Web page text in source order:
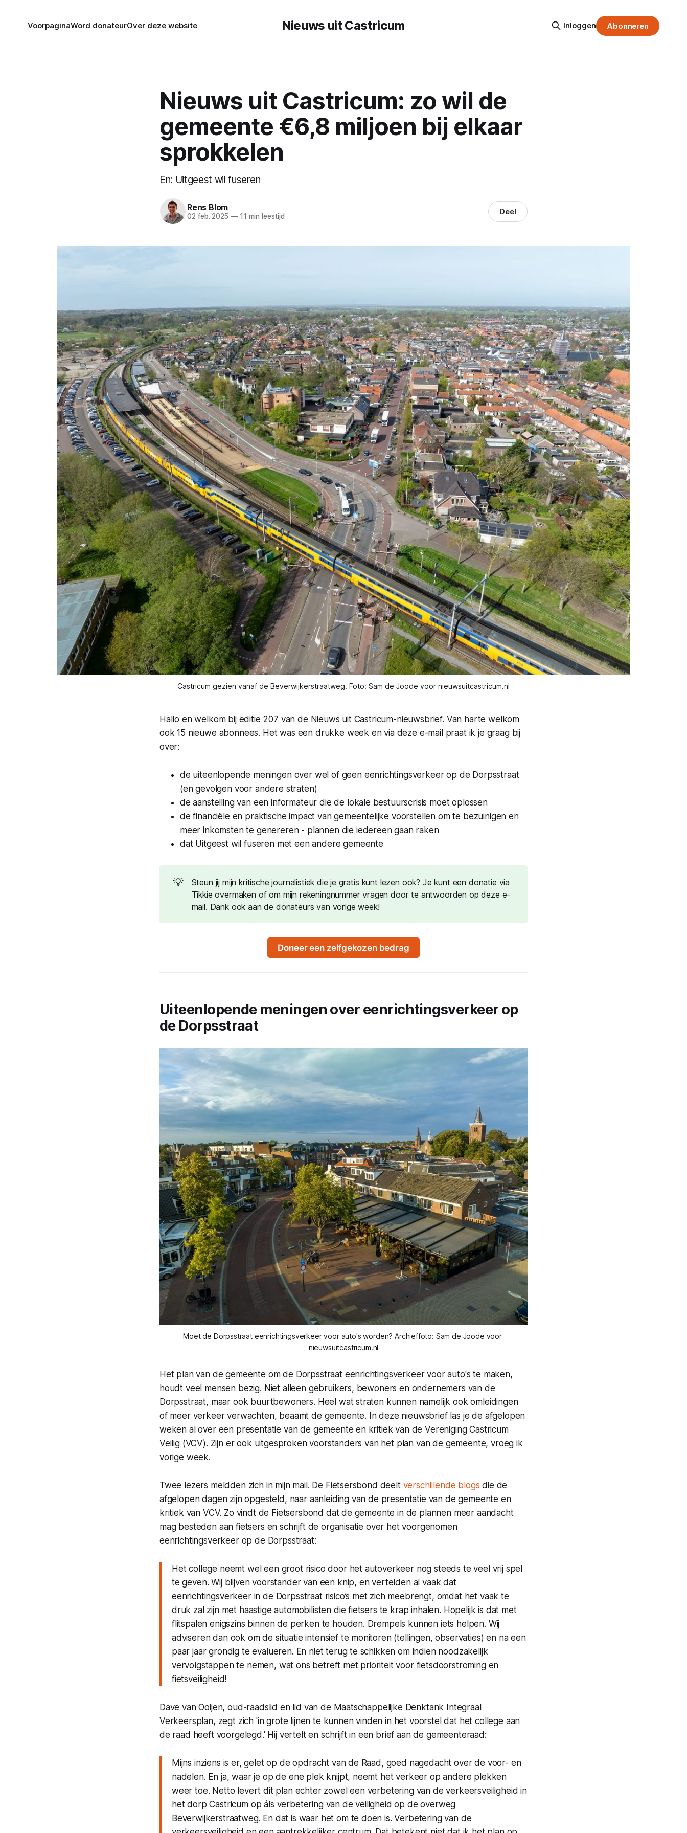
Nieuws uit Castricum
VoorpaginaWord donateurOver deze website Inloggen Abonneren
Nieuws uit Castricum: zo wil de
gemeente €6,8 miljoen bij elkaar
sprokkelen
En: Uitgeest wil fuseren
Rens Blom
02 feb. 2025 —11 min leestijd Deel
Castricum gezien vanaf de Beverwijkerstraatweg. Foto: Sam de Joode voor nieuwsuitcastricum.nl
Hallo en welkom bij editie 207 van de Nieuws uit Castricum-nieuwsbrief. Van harte welkom
ook 15 nieuwe abonnees. Het was een drukke week en via deze e-mail praat ik je graag bij
over:
de uiteenlopende meningen over wel of geen eenrichtingsverkeer op de Dorpsstraat
(en gevolgen voor andere straten)
de aanstelling van een informateur die de lokale bestuurscrisis moet oplossen
de financiële en praktische impact van gemeentelijke voorstellen om te bezuinigen en
meer inkomsten te genereren - plannen die iedereen gaan raken
dat Uitgeest wil fuseren met een andere gemeente
💡
Steun jij mijn kritische journalistiek die je gratis kunt lezen ook? Je kunt een donatie via
Tikkie overmaken of om mijn rekeningnummer vragen door te antwoorden op deze e-
mail. Dank ook aan de donateurs van vorige week!
Doneer een zelfgekozen bedrag
Uiteenlopende meningen over eenrichtingsverkeer op
de Dorpsstraat
Moet de Dorpsstraat eenrichtingsverkeer voor auto's worden? Archieffoto: Sam de Joode voor
nieuwsuitcastricum.nl
Het plan van de gemeente om de Dorpsstraat eenrichtingsverkeer voor auto's te maken,
houdt veel mensen bezig. Niet alleen gebruikers, bewoners en ondernemers van de
Dorpsstraat, maar ook buurtbewoners. Heel wat straten kunnen namelijk ook omleidingen
of meer verkeer verwachten, beaamt de gemeente. In deze nieuwsbrief las je de afgelopen
weken al over een presentatie van de gemeente en kritiek van de Vereniging Castricum
Veilig (VCV). Zijn er ook uitgesproken voorstanders van het plan van de gemeente, vroeg ik
vorige week.
Twee lezers meldden zich in mijn mail. De Fietsersbond deelt verschillende blogs die de
afgelopen dagen zijn opgesteld, naar aanleiding van de presentatie van de gemeente en
kritiek van VCV. Zo vindt de Fietsersbond dat de gemeente in de plannen meer aandacht
mag besteden aan fietsers en schrijft de organisatie over het voorgenomen
eenrichtingsverkeer op de Dorpsstraat:
Het college neemt wel een groot risico door het autoverkeer nog steeds te veel vrij spel
te geven. Wij blijven voorstander van een knip, en vertelden al vaak dat
eenrichtingsverkeer in de Dorpsstraat risico’s met zich meebrengt, omdat het vaak te
druk zal zijn met haastige automobilisten die fietsers te krap inhalen. Hopelijk is dat met
flitspalen enigszins binnen de perken te houden. Drempels kunnen iets helpen. Wij
adviseren dan ook om de situatie intensief te monitoren (tellingen, observaties) en na een
paar jaar grondig te evalueren. En niet terug te schikken om indien noodzakelijk
vervolgstappen te nemen, wat ons betreft met prioriteit voor fietsdoorstroming en
fietsveiligheid!
Dave van Ooijen, oud-raadslid en lid van de Maatschappelijke Denktank Integraal
Verkeersplan, zegt zich 'in grote lijnen te kunnen vinden in het voorstel dat het college aan
de raad heeft voorgelegd.' Hij vertelt en schrijft in een brief aan de gemeenteraad:
Mijns inziens is er, gelet op de opdracht van de Raad, goed nagedacht over de voor- en
nadelen. En ja, waar je op de ene plek knijpt, neemt het verkeer op andere plekken
weer toe. Netto levert dit plan echter zowel een verbetering van de verkeersveiligheid in
het dorp Castricum op áls verbetering van de veiligheid op de overweg
Beverwijkerstraatweg. En dat is waar het om te doen is. Verbetering van de